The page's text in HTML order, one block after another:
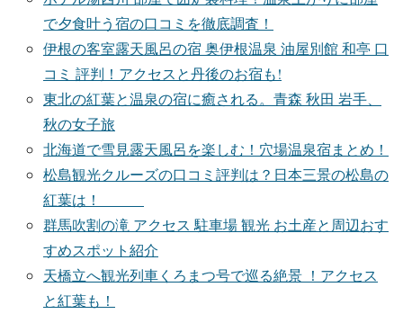
で夕食叶う宿の口コミを徹底調査！
伊根の客室露天風呂の宿 奥伊根温泉 油屋別館 和亭 口
コミ 評判！アクセスと丹後のお宿も!
東北の紅葉と温泉の宿に癒される。青森 秋田 岩手、
秋の女子旅
北海道で雪見露天風呂を楽しむ！穴場温泉宿まとめ！
松島観光クルーズの口コミ評判は？日本三景の松島の
紅葉は！
群馬吹割の滝 アクセス 駐車場 観光 お土産と周辺おす
すめスポット紹介
天橋立へ観光列車くろまつ号で巡る絶景 ！アクセス
と紅葉も！